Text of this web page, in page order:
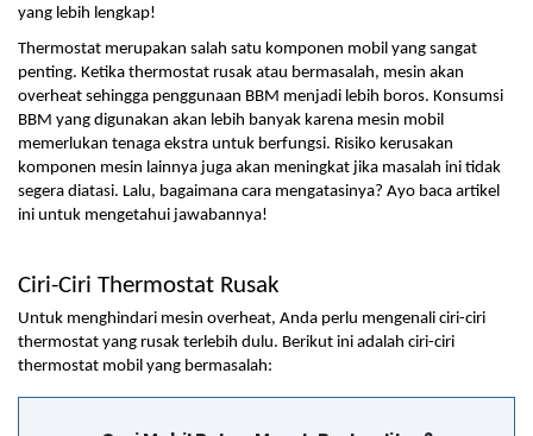
yang lebih lengkap!
Thermostat merupakan salah satu komponen mobil yang sangat
penting. Ketika thermostat rusak atau bermasalah, mesin akan
overheat sehingga penggunaan BBM menjadi lebih boros. Konsumsi
BBM yang digunakan akan lebih banyak karena mesin mobil
memerlukan tenaga ekstra untuk berfungsi. Risiko kerusakan
komponen mesin lainnya juga akan meningkat jika masalah ini tidak
segera diatasi. Lalu, bagaimana cara mengatasinya? Ayo baca artikel
ini untuk mengetahui jawabannya!
Ciri-Ciri Thermostat Rusak
Untuk menghindari mesin overheat, Anda perlu mengenali ciri-ciri
thermostat yang rusak terlebih dulu. Berikut ini adalah ciri-ciri
thermostat mobil yang bermasalah: